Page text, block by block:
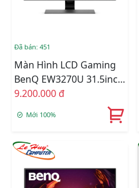
Đã bán: 451
Màn Hình LCD Gaming
BenQ EW3270U 31.5inch
4K 60Hz 4ms VA Loa
9.200.000 đ
Mới 100%